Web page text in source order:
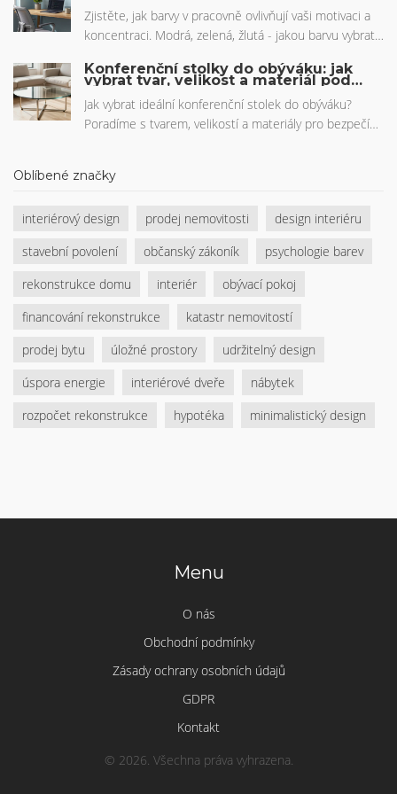
řešeních z obchodů.
Zjistěte, jak barvy v pracovně ovlivňují vaši motivaci a
koncentraci. Modrá, zelená, žlutá - jakou barvu vybrat
unaveně.
Konferenční stolky do obýváku: jak
vybrat tvar, velikost a materiál podle
Jak vybrat ideální konferenční stolek do obýváku?
Poradíme s tvarem, velikostí a materiály pro bezpečí
Oblíbené značky
interiérový design prodej nemovitosti
design interiéru
stavební povolení
občanský zákoník
psychologie barev
rekonstrukce domu
interiér
obývací pokoj
financování rekonstrukce
katastr nemovitostí
prodej bytu
úložné prostory
udržitelný design
úspora energie
interiérové dveře
nábytek
rozpočet rekonstrukce
hypotéka minimalistický design
Menu
O nás
Obchodní podmínky
Zásady ochrany osobních údajů
GDPR
Kontakt
© 2026. Všechna práva vyhrazena.